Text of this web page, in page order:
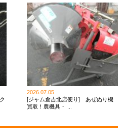
2026.07.05
[ジャム倉吉北店便り] あぜぬり機
買取！農機具・ ...